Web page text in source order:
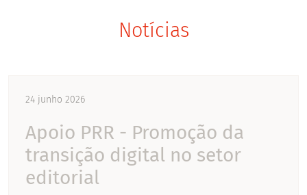
Notícias
24 junho 2026
Apoio PRR - Promoção da
transição digital no setor
editorial